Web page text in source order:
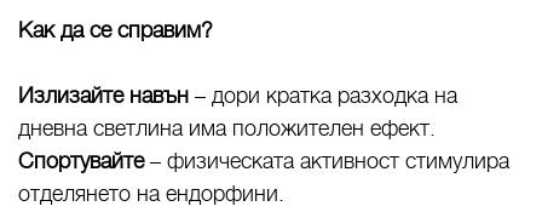
Как да се справим?
Излизайте навън – дори кратка разходка на
дневна светлина има положителен ефект.
Спортувайте– физическата активност стимулира
отделянето на ендорфини.